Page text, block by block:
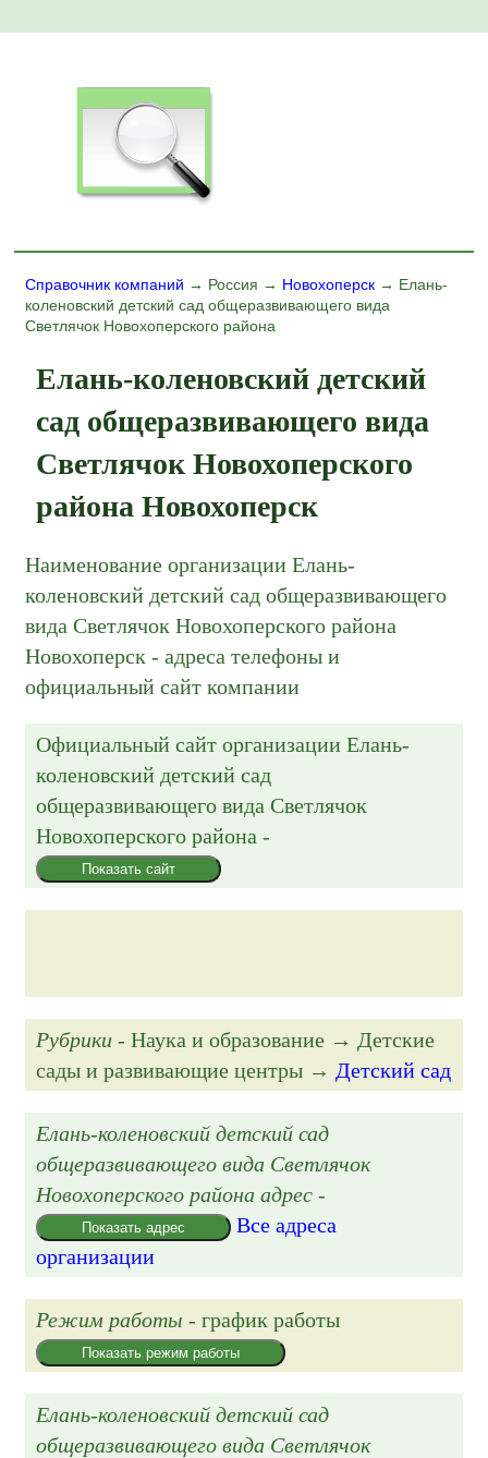
Справочник компаний → Россия → Новохоперск → Елань-
коленовский детский сад общеразвивающего вида
Светлячок Новохоперского района
Елань-коленовский детский
сад общеразвивающего вида
Светлячок Новохоперского
района Новохоперск
Наименование организации Елань-
коленовский детский сад общеразвивающего
вида Светлячок Новохоперского района
Новохоперск - адреса телефоны и
официальный сайт компании
Официальный сайт организацииЕлань-
коленовский детский сад
общеразвивающего вида Светлячок
Новохоперского района -
Показать сайт
Рубрики - Наука и образование → Детские
сады и развивающие центры → Детский сад
Елань-коленовский детский сад
общеразвивающего вида Светлячок
Новохоперского района адрес -
Показать адрес
Все адреса
организации
Режим работы - график работы
Показать режим работы
Елань-коленовский детский сад
общеразвивающего вида Светлячок